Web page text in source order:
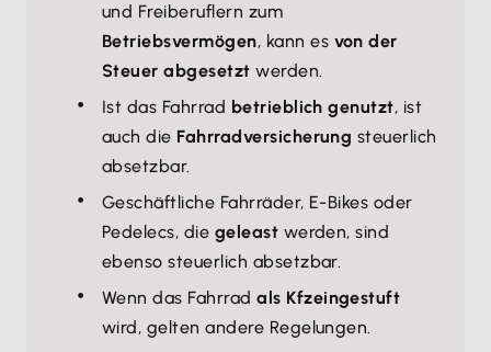
und Freiberuflern zum
Betriebsvermögen, kann es von der
Steuer abgesetzt werden.
Ist das Fahrrad betrieblich genutzt, ist
auch die Fahrradversicherung steuerlich
absetzbar.
Geschäftliche Fahrräder, E-Bikes oder
Pedelecs, die geleast werden, sind
ebenso steuerlich absetzbar.
Wenn das Fahrradals Kfzeingestuft
wird, gelten andere Regelungen.